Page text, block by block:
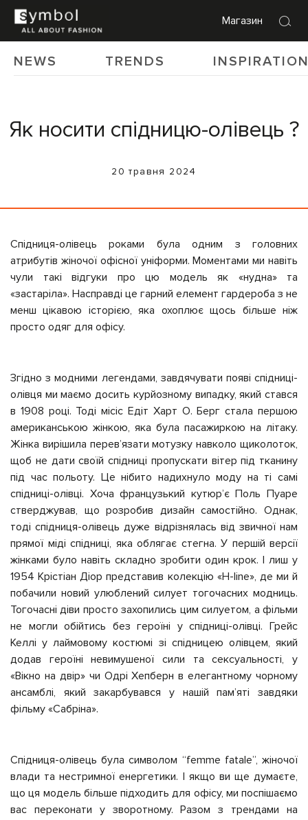
Магазин
NEWS TRENDS
Як носити спідницю-олівець ?
20 травня 2024
Спідниця-олівець роками була одним з головних
атрибутів жіночої офісної уніформи. Моментами ми навіть
чули такі відгуки про цю модель як «нудна» та
«застаріла». Насправді це гарний елемент гардероба з не
менш цікавою історією, яка охоплює щось більше ніж
просто одяг для офісу.
Згідно з модними легендами, завдячувати появі спідниці-
олівця ми маємо досить курйозному випадку, який стався
в 1908 році. Тоді місіс Едіт Харт О. Берг стала першою
американською жінкою, яка була пасажиркою на літаку.
Жінка вирішила перев’язати мотузку навколо щиколоток,
щоб не дати своїй спідниці пропускати вітер під тканину
під час польоту. Це нібито надихнуло моду на ті самі
спідниці-олівці. Хоча французький кутюр’є Поль Пуаре
стверджував, що розробив дизайн самостійно. Однак,
тоді спідниця-олівець дуже відрізнялась від звичної нам
прямої міді спідниці, яка облягає стегна. У першій версії
жінками було навіть складно зробити один крок. І лиш у
1954 Крістіан Діор представив колекцію «Н-line», де ми й
побачили новий улюблений силует тогочасних модниць.
Тогочасні діви просто захопились цим силуетом, а фільми
не могли обійтись без героїні у спідниці-олівці. Грейс
Келлі у лаймовому костюмі зі спідницею олівцем, який
додав героїні невимушеної сили та сексуальності, у
«Вікно на двір» чи Одрі Хепберн в елегантному чорному
ансамблі, який закарбувався у нашій пам’яті завдяки
фільму «Сабріна».
Спідниця-олівець була символом “femme fatale”, жіночої
влади та нестримної енергетики. І якщо ви ще думаєте,
що ця модель більше підходить для офісу, ми поспішаємо
вас переконати у зворотному. Разом з трендами на